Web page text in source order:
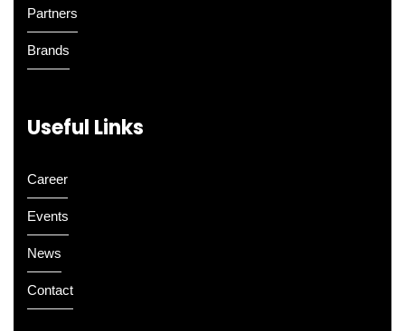
Partners
Brands
Useful Links
Career
Events
News
Contact